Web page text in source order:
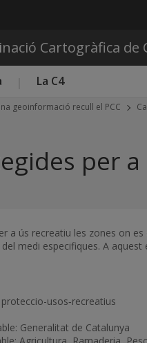
Cartogràfica de
La C4
geoinformació recull el PCC
per
a ús recreatiu les zones on
medi especifiques. A
usos‑recreatius
Generalitat de Catalunya